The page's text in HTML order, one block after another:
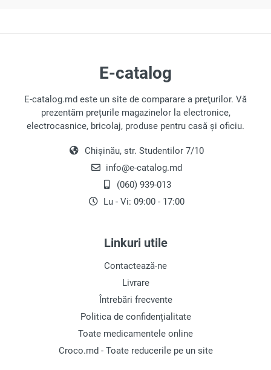
E-catalog
E-catalog.md este un site de comparare a preţurilor. Vă
prezentăm prețurile magazinelor la electronice,
electrocasnice, bricolaj, produse pentru casă și oficiu.
Chișinău, str. Studentilor 7/10
info@e-catalog.md
(060) 939-013
Lu - Vi: 09:00 - 17:00
Linkuri utile
Contactează-ne
Livrare
Întrebări frecvente
Politica de confidențialitate
Toate medicamentele online
Croco.md - Toate reducerile pe un site